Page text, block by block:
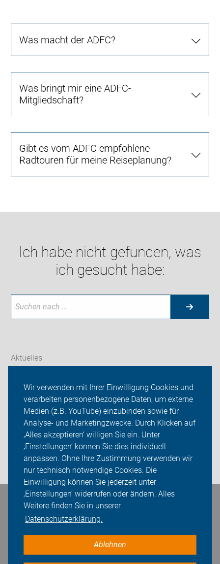
Wir verwenden mit Ihrer Einwilligung Cookies und
verarbeiten personenbezogene Daten, um externe
Medien (z.B. YouTube) einzubinden sowie für
Analyse- und Marketingzwecke. Durch Klicken auf
‚Alles akzeptieren‘ willigen Sie ein. Unter
‚Einstellungen‘ können Sie dies individuell
anpassen. Ohne Ihre Zustimmung verwenden wir
nur technisch notwendige Cookies. Die
Einwilligung können Sie jederzeit unter
‚Einstellungen‘ widerrufen oder ändern. Alles
Weitere finden Sie in unserer
Datenschutzerklärung.
Ablehnen
Was macht der ADFC?
Was bringt mir eine ADFC-
Mitgliedschaft?
Gibt es vom ADFC empfohlene
Radtouren für meine Reiseplanung?
Ich habe nicht gefunden, was
ich gesucht habe:
Aktuelles
ADFC Thüringen
Sei dabei
Presse
Login
Bleiben Sie in Kontakt